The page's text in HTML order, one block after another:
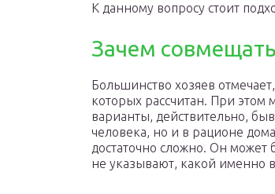
К данному вопросу стоит
Зачем
Большинство хозяев
которых рассчитан. При этом
варианты, действительно,
человека, но и в рационе
достаточно сложно. Он
не указывают, какой именно